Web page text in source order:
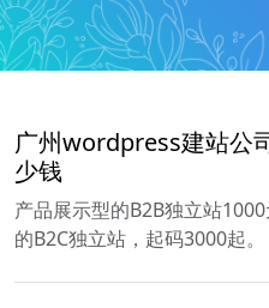
广州wordpress建站公
少钱
产品展示型的B2B独立站
的B2C独立站，起码3000起。